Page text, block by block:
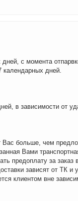
с момента
календарных дней.
в зависимости от
Вас больше, чем
Вами
предоплату за заказ
зависят от ТК и
клиентом вне